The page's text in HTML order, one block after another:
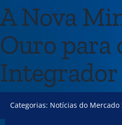
A Nova
Ouro para
Integrador
Categorias: Notícias do Mercado